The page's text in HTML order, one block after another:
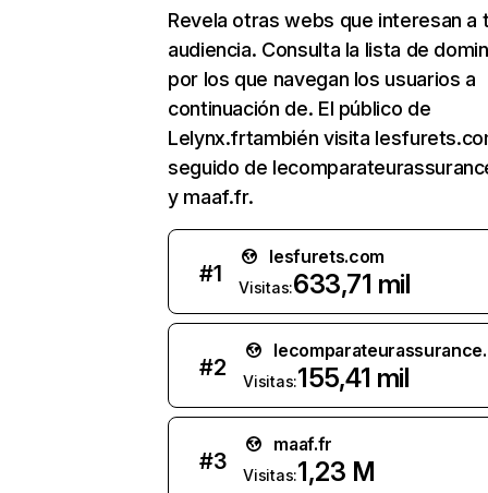
Revela otras webs que interesan a
audiencia. Consulta la lista de
por los que navegan los usuarios a
continuación de. El público de
Lelynx.frtambién visita
seguido de
y maaf.fr.
#1
lesfurets.com
Visitas:633,71 mil
#2
Visitas:155,41 mil
#3
maaf.fr
Visitas:1,23 M